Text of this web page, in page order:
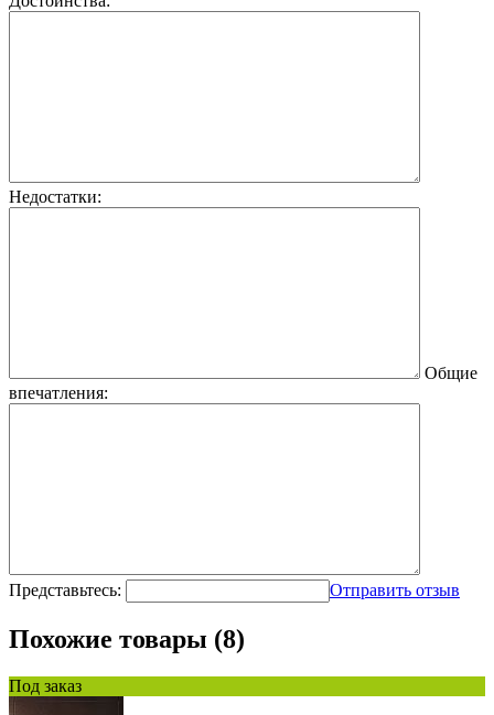
Недостатки:
Общие
впечатления:
Представьтесь: Отправить отзыв
Похожие товары (8)
Под заказ